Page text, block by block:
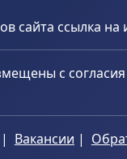
сайта ссылка на
с
| Вакансии |